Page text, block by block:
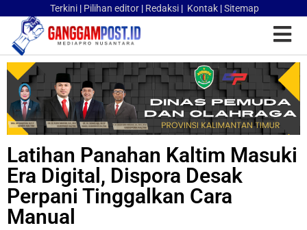
Terkini | Pilihan editor | Redaksi | Kontak |Sitemap
Latihan Panahan Kaltim Masuki
Era Digital, Dispora Desak
Perpani Tinggalkan Cara
Manual